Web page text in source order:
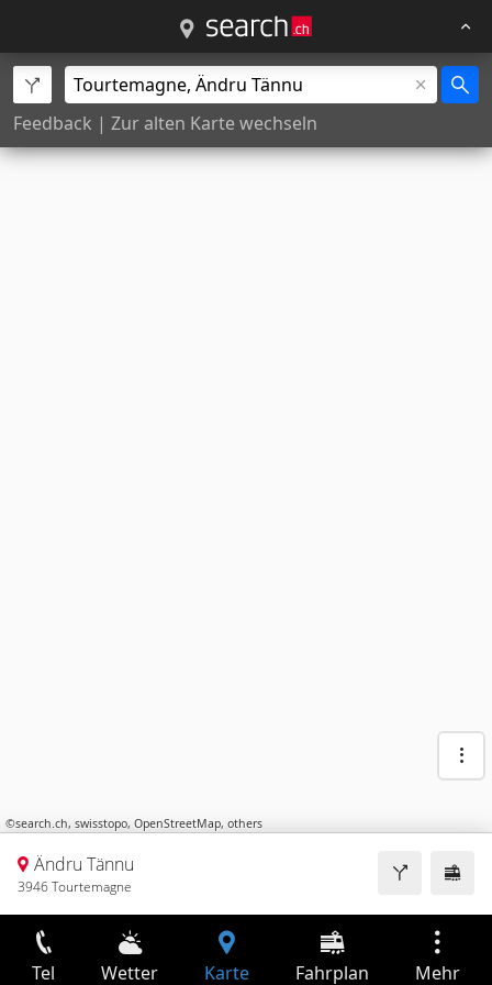
Feedback | Zur alten Karte wechseln
©search.ch, swisstopo, OpenStreetMap, others
Ändru Tännu
3946 Tourtemagne
Tel Wetter Karte Fahrplan Mehr